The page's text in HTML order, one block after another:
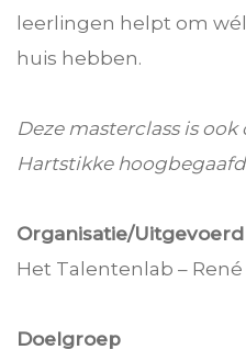
leerlingen helpt om
huis hebben.
Deze masterclass is
Hartstikke
Organisatie/
Het Talentenlab – René
Doelgroep